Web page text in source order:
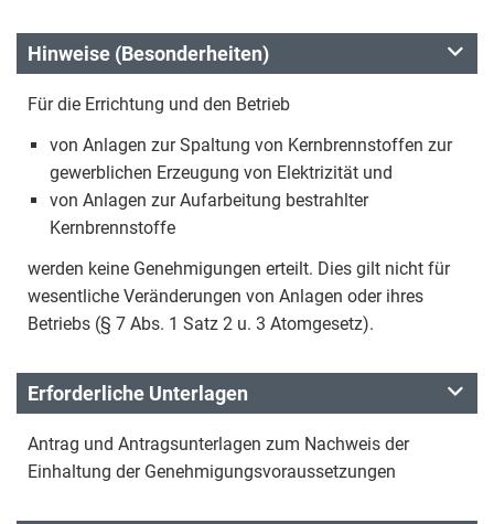
Hinweise (Besonderheiten)
Für die Errichtung und den Betrieb
von Anlagen zur Spaltung von Kernbrennstoffen zur
gewerblichen Erzeugung von Elektrizität und
von Anlagen zur Aufarbeitung bestrahlter
Kernbrennstoffe
werden keine Genehmigungen erteilt. Dies gilt nicht für
wesentliche Veränderungen von Anlagen oder ihres
Betriebs (§ 7 Abs. 1 Satz 2 u. 3 Atomgesetz).
Erforderliche Unterlagen
Antrag und Antragsunterlagen zum Nachweis der
Einhaltung der Genehmigungsvoraussetzungen